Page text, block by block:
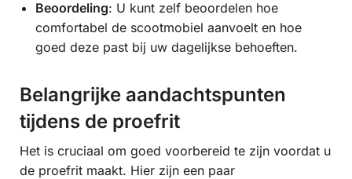
Beoordeling: U kunt zelf beoordelen hoe
comfortabel de scootmobiel aanvoelt en hoe
goed deze past bij uw dagelijkse behoeften.
Belangrijke aandachtspunten
tijdens de proefrit
Het is cruciaal om goed voorbereid te zijn voordat u
de proefrit maakt. Hier zijn een paar